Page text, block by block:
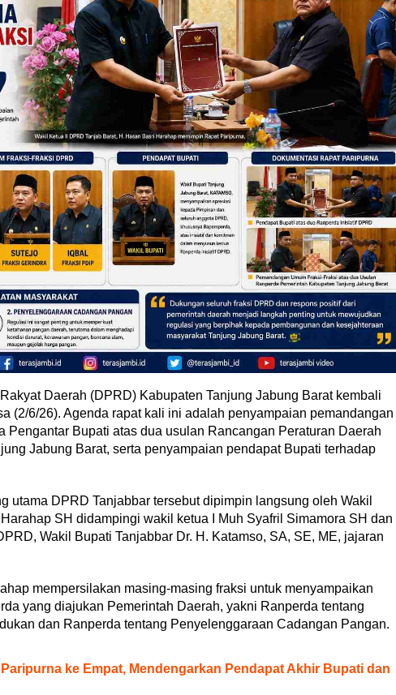
Daerah (DPRD) Kabupaten Tanjung Jabung Barat kembali
(2/6/26). Agenda rapat kali ini adalah penyampaian pemandangan
Pengantar Bupati atas dua usulan Rancangan Peraturan Daerah
Jabung Barat, serta penyampaian pendapat Bupati terhadap
utama DPRD Tanjabbar tersebut dipimpin langsung oleh Wakil
SH didampingi wakil ketua I Muh Syafril Simamora SH dan
Wakil Bupati Tanjabbar Dr. H. Katamso, SA, SE, ME, jajaran
mempersilakan masing-masing fraksi untuk menyampaikan
yang diajukan Pemerintah Daerah, yakni Ranperda tentang
dan Ranperda tentang Penyelenggaraan Cadangan Pangan.
Paripurna ke Empat, Mendengarkan Pendapat Akhir Bupati dan